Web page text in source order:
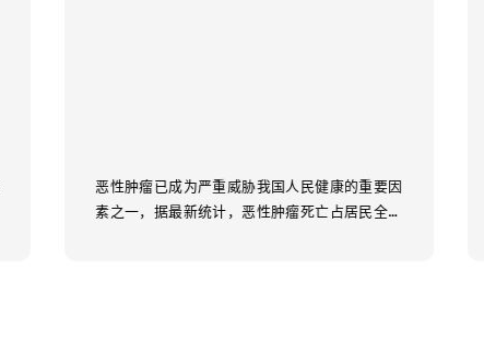
肺癌是一种严重危害人类生命健康的常见病，在
我国的发病率呈快速增长的态势。肺癌已成为我